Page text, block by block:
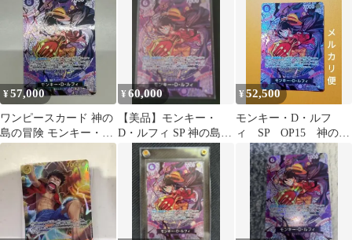
ST26-005
¥57,000
ワンピースカード 神の
島の冒険 モンキー・
D・ルフィ SP ST26-005
¥60,000
【美品】モンキー・
D・ルフィ SP 神の島の
冒険 ST26-005
¥52,500
モンキー・D・ルフ
ィ SP OP15 神の島
の冒険 ワンピースカ
ード スペシャル